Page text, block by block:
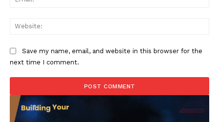
Save my name, email, and website in this browser for the
next time I comment.